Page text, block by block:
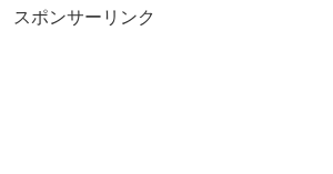
スポンサーリンク